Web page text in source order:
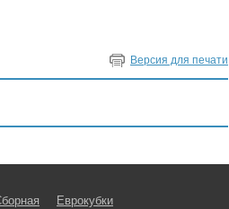
Версия для печати
Еврокубки